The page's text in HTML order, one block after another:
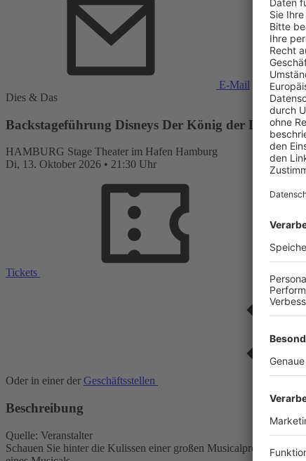
E-Mail
Dies & Das
Backstageführung Disneys Der König der Löwen |
HAMBURG Stage Theater im Hafen Hamburg
Di, 13. Oktober 2026 • 21:30 Uhr
Tickets
Oder in einer der Geschäftsstellen
Beschreibung
Quelle: Veranstalter
Schauen Sie hinter die Kulissen einer großen Musicalproduktion